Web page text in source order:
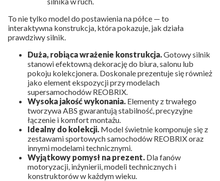
To nie tylko model do postawienia na półce — to
interaktywna konstrukcja, która pokazuje, jak działa
prawdziwy silnik.
Duża, robiąca wrażenie konstrukcja.Gotowy silnik
stanowi efektowną dekorację do biura, salonu lub
pokoju kolekcjonera. Doskonale prezentuje się również
jako element ekspozycji przy modelach
supersamochodów REOBRIX.
Wysoka jakość wykonania. Elementy z trwałego
tworzywa ABS gwarantują stabilność, precyzyjne
łączenie i komfort montażu.
Idealny do kolekcji. Model świetnie komponuje się z
zestawami sportowych samochodów REOBRIX oraz
innymi modelami technicznymi.
Wyjątkowy pomysł na prezent. Dla fanów
motoryzacji, inżynierii, modeli technicznych i
konstruktorów w każdym wieku.